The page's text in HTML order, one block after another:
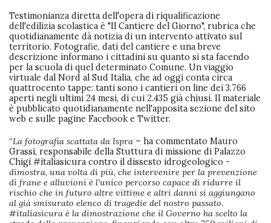
Testimonianza diretta dell'opera di riqualificazione
dell'edilizia scolastica è "Il Cantiere del Giorno", rubrica che
quotidianamente dà notizia di un intervento attivato sul
territorio. Fotografie, dati del cantiere e una breve
descrizione informano i cittadini su quanto si sta facendo
per la scuola di quel determinato Comune. Un viaggio
virtuale dal Nord al Sud Italia, che ad oggi conta circa
quattrocento tappe: tanti sono i cantieri on line dei 3.766
aperti negli ultimi 24 mesi, di cui 2.435 già chiusi. Il materiale
è pubblicato quotidianamente nell'apposita sezione del sito
web e sulle pagine Facebook e Twitter.
“La fotografia scattata da Ispra – ha commentato Mauro
Grassi, responsabile della Stuttura di missione di Palazzo
Chigi #italiasicura contro il dissesto idrogeologico -
dimostra, una volta di più, che intervenire per la prevenzione
di frane e alluvioni è l’unico percorso capace di ridurre il
rischio che in futuro altre vittime e altri danni si aggiungano
al già smisurato elenco di tragedie del nostro passato.
#italiasicura è la dimostrazione che il Governo ha scelto la